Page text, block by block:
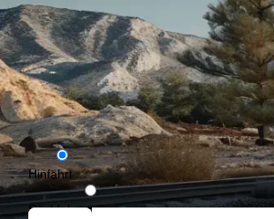
Hinfahrt
Rückfahrt